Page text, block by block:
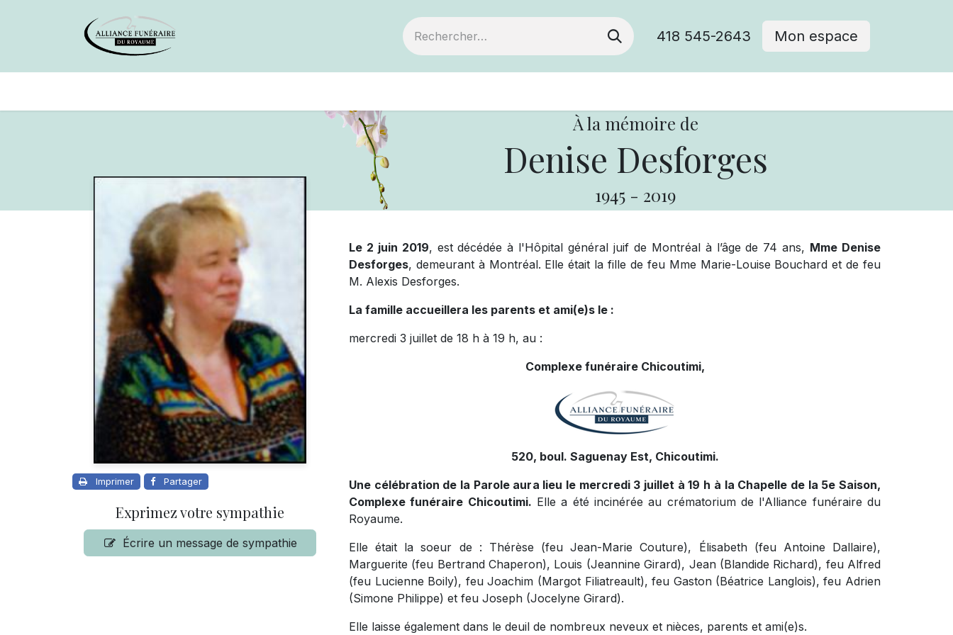
418 545-2643 Mon espace
À la mémoire de
Denise Desforges
1945 - 2019
Imprimer Partager
Exprimez votre sympathie
Écrire un message de sympathie
Le 2 juin 2019, est décédée à l'Hôpital général juif de Montréal à l’âge de 74 ans, Mme Denise
Desforges, demeurant à Montréal. Elle était la fille de feu Mme Marie-Louise Bouchard et de feu
M. Alexis Desforges.
La famille accueillera les parents et ami(e)s le :
mercredi 3 juillet de 18 h à 19 h, au :
Complexe funéraire Chicoutimi,
520, boul. Saguenay Est, Chicoutimi.
Une célébration de la Parole aura lieu le mercredi 3 juillet à 19 h à la Chapelle de la 5e Saison,
Complexe funéraire Chicoutimi. Elle a été incinérée au crématorium de l'Alliance funéraire du
Royaume.
Elle était la soeur de : Thérèse (feu Jean-Marie Couture), Élisabeth (feu Antoine Dallaire),
Marguerite (feu Bertrand Chaperon), Louis (Jeannine Girard), Jean (Blandide Richard), feu Alfred
(feu Lucienne Boily), feu Joachim (Margot Filiatreault), feu Gaston (Béatrice Langlois), feu Adrien
(Simone Philippe) et feu Joseph (Jocelyne Girard).
Elle laisse également dans le deuil de nombreux neveux et nièces, parents et ami(e)s.